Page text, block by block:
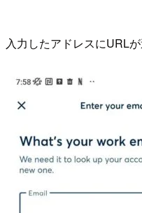
入力したアドレスにURL